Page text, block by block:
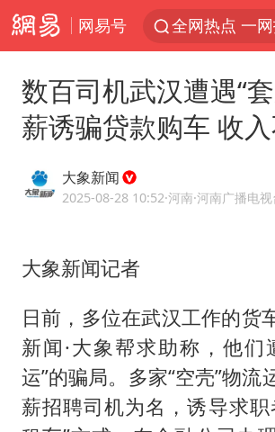
网易号 全网热点 一
数百司机武汉遭遇“
薪诱骗贷款购车 收
大象新闻
2025-08-28 10:52·河南
大象新闻记者
日前，多位在武汉工作的货
新闻·大象帮求助称，他们
运”的骗局。多家“空壳”物流
薪招聘司机为名，诱导求职